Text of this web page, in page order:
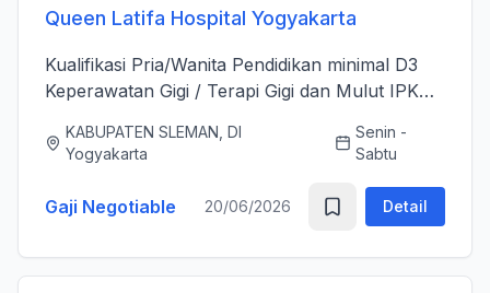
Queen Latifa Hospital Yogyakarta
Kualifikasi Pria/Wanita Pendidikan minimal D3
Keperawatan Gigi / Terapi Gigi dan Mulut IPK
(STR) yang masih aktif Memiliki ijazah dan
sertifikat pendu...
KABUPATEN SLEMAN, DI
Yogyakarta
Senin -
Sabtu
Gaji Negotiable 20/06/2026 Detail